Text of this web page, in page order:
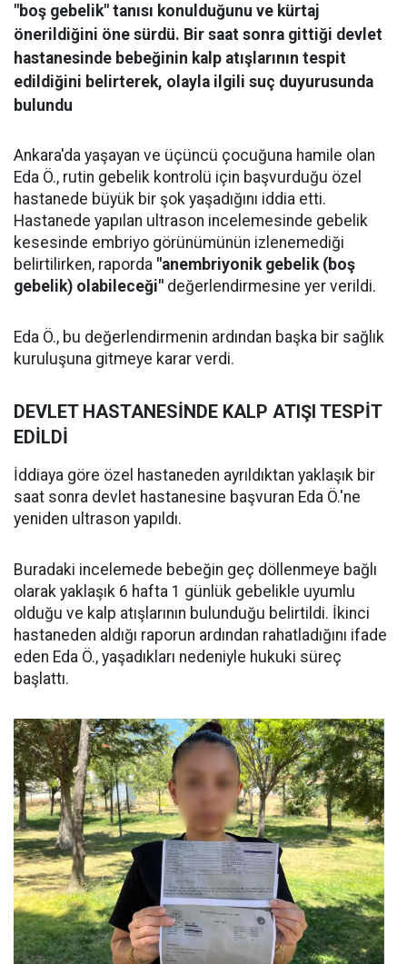
"boş gebelik" tanısı konulduğunu ve kürtaj
önerildiğini öne sürdü. Bir saat sonra gittiği devlet
hastanesinde bebeğinin kalp atışlarının tespit
edildiğini belirterek, olayla ilgili suç duyurusunda
bulundu
Ankara'da yaşayan ve üçüncü çocuğuna hamile olan
Eda Ö., rutin gebelik kontrolü için başvurduğu özel
hastanede büyük bir şok yaşadığını iddia etti.
Hastanede yapılan ultrason incelemesinde gebelik
kesesinde embriyo görünümünün izlenemediği
belirtilirken, raporda "anembriyonik gebelik (boş
gebelik) olabileceği" değerlendirmesine yer verildi.
Eda Ö., bu değerlendirmenin ardından başka bir sağlık
kuruluşuna gitmeye karar verdi.
DEVLET HASTANESİNDE KALP ATIŞI TESPİT
EDİLDİ
İddiaya göre özel hastaneden ayrıldıktan yaklaşık bir
saat sonra devlet hastanesine başvuran Eda Ö.'ne
yeniden ultrason yapıldı.
Buradaki incelemede bebeğin geç döllenmeye bağlı
olarak yaklaşık 6 hafta 1 günlük gebelikle uyumlu
olduğu ve kalp atışlarının bulunduğu belirtildi. İkinci
hastaneden aldığı raporun ardından rahatladığını ifade
eden Eda Ö., yaşadıkları nedeniyle hukuki süreç
başlattı.